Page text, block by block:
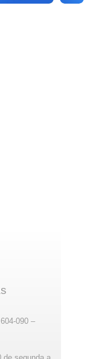
090 –